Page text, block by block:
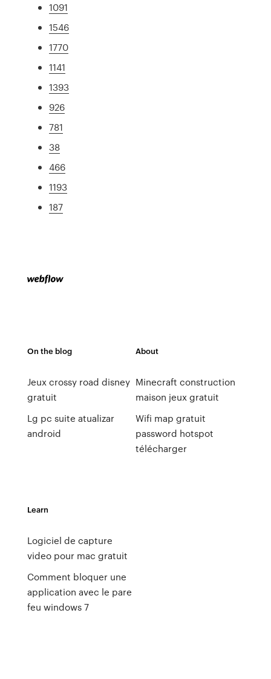
1091
1546
1770
1141
1393
926
781
38
466
1193
187
On the blog
Jeux crossy road disney
gratuit
Lg pc suite atualizar
android
About
Minecraft construction
maison jeux gratuit
Wifi map gratuit
password hotspot
télécharger
Learn
Logiciel de capture
video pour mac gratuit
Comment bloquer une
application avec le pare
feu windows 7